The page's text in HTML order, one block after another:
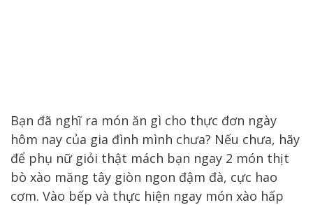
Bạn đã nghĩ ra món ăn gì cho thực đơn ngày
hôm nay của gia đình mình chưa? Nếu chưa, hãy
để phụ nữ giỏi thật mách bạn ngay 2 món thịt
bò xào măng tây giòn ngon đậm đà, cực hao
cơm. Vào bếp và thực hiện ngay món xào hấp